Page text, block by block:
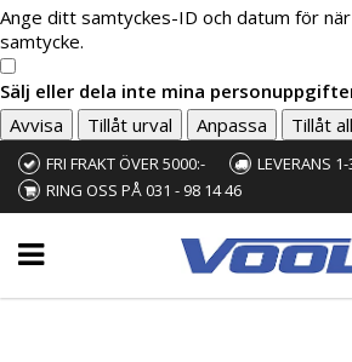
Ange ditt samtyckes-ID och datum för
samtycke.
Sälj eller dela inte mina
Avvisa
Tillåt urval Anpassa Tillåt
FRI FRAKT ÖVER 5000:-
LEVERANS
RING OSS PÅ 031 - 98 14 46